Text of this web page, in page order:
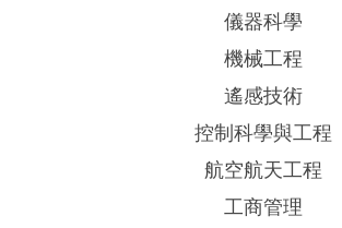
儀器科學
機械工程
遙感技術
控制科學與工程
航空航天工程
工商管理